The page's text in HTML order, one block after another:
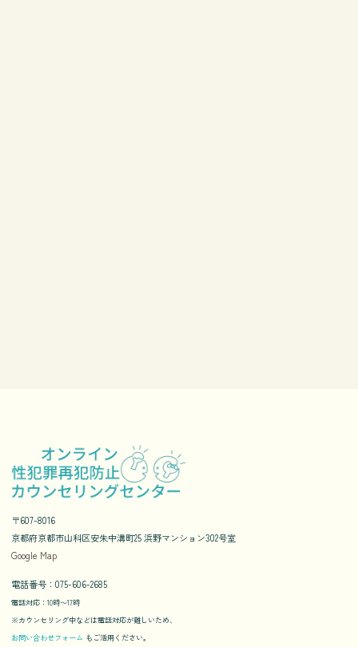
〒607-8016
京都府京都市山科区安朱中溝町25 浜野マンション302号室
Google Map
電話番号：075-606-2685
電話対応：10時〜17時
※カウンセリング中などは電話対応が難しいため、
お問い合わせフォーム もご活用ください。